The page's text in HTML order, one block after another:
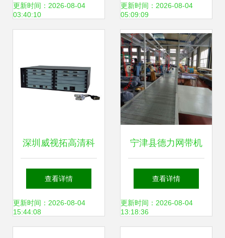
首套省域5G电力示
能源新基建
更新时间：2026-08-04
03:40:10
设施业务 聚焦传输
设备新战略
更新时间：2026-08-04
05:09:09
深圳威视拓高清科
技 全面覆盖传输与
交换解决方案的设
查看详情
更新时间：2026-08-04
15:44:08
宁津县德力网带机
械厂 供应产品
查看详情
更新时间：2026-08-04
13:18:36